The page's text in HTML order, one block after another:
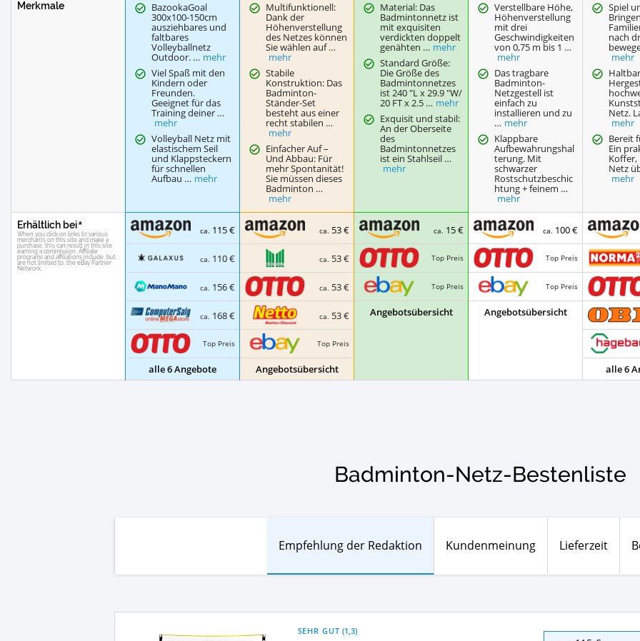
Merkmale BazookaGoal
300x100-150cm
ausziehbares und
faltbares
Volleyballnetz
Outdoor. … mehr
Viel Spaß mit den
Kindern oder
Freunden.
Geeignet für das
Training deiner …
mehr
Volleyball Netz mit
elastischem Seil
und Klappsteckern
für schnellen
Aufbau … mehr
Multifunktionell:
Dank der
Höhenverstellung
des Netzes können
Sie wählen auf …
mehr
Stabile
Konstruktion: Das
Badminton-
Ständer-Set
besteht aus einer
recht stabilen …
mehr
Einfacher Auf –
Und Abbau: Für
mehr Spontanität!
Sie müssen dieses
Badminton …
mehr
Material: Das
Badmintonnetz ist
mit exquisiten
verdickten doppelt
genähten … mehr
Standard Größe:
Die Größe des
Badmintonnetzes
ist 240 "L x 29.9 "W/
20 FT x 2.5 … mehr
Exquisit und stabil:
An der Oberseite
des
Badmintonnetzes
ist ein Stahlseil …
mehr
Verstellbare Höhe,
Höhenverstellung
mit drei
Geschwindigkeiten
von 0,75 m bis 1 …
mehr
Das tragbare
Badminton-
Netzgestell ist
einfach zu
installieren und zu
… mehr
Klappbare
Aufbewahrungshal
terung. Mit
schwarzer
Rostschutzbeschic
htung + feinem …
mehr
Spiel
nach
mehr
Netz.
mehr
Bereit
Ein
Koffer,
Netz
mehr
Erhältlich bei ca. 115 €
ca. 110 €
ca. 156 €
ca. 168 €
Top Preis
alle 6 Angebote
ca. 53 €
ca. 53 €
ca. 53 €
ca. 53 €
Top Preis
Angebotsübersicht
ca. 15 €
Top Preis
Top Preis
Angebotsübersicht
ca. 100 €
Top Preis
Top Preis
Angebotsübersicht
alle 6
Badminton-Netz-Bestenliste
Empfehlung der Redaktion Kundenmeinung